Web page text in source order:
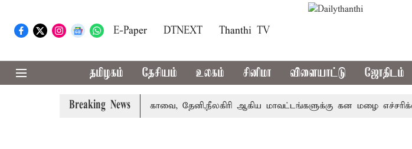
E-Paper DTNEXT Thanthi TV
தமிழகம் தேசியம் உலகம் சினிமா விளையாட்டு ஜோதிடம்
Breaking News
வாபஸ் பெற்றார் சங்கீதா கோவை, தேனி,நீலகிரி ஆகிய மாவட்டங்களுக்கு கன மழை எச்சரிக்கை